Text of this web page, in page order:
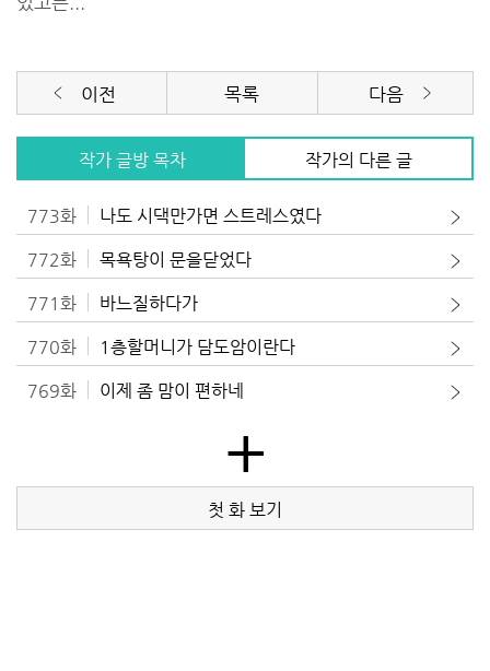
이전 목록 다음
작가 글방 목차 작가의 다른 글
773화 나도 시댁만가면 스트레스였다
772화 목욕탕이 문을닫었다
771화 바느질하다가
770화 1층할머니가 담도암이란다
769화 이제 좀 맘이 편하네
+
첫 화 보기